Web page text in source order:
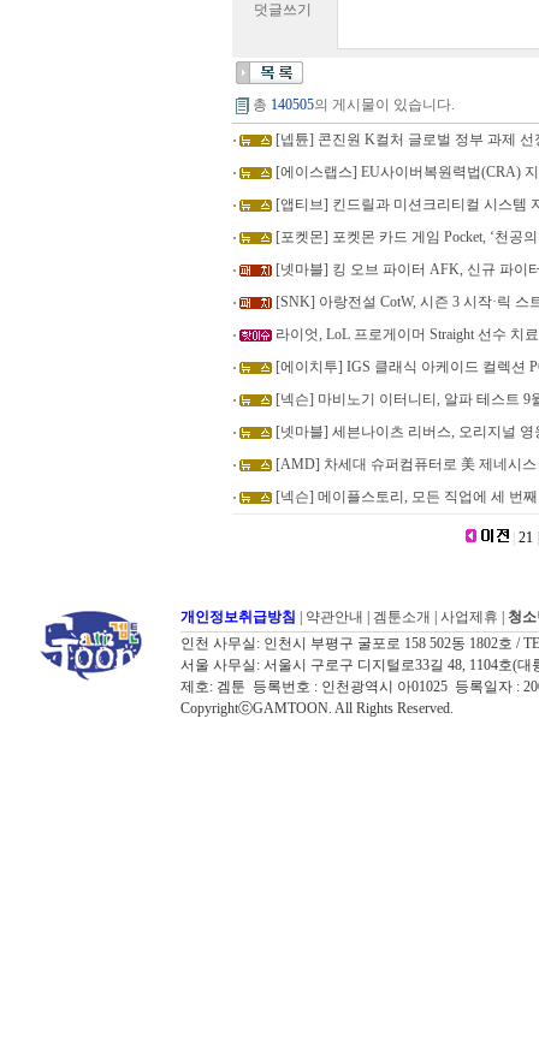
덧글쓰기
총 140505의 게시물이 있습니다.
[넵튠] 콘진원 K컬처 글로벌 정부 과제
[에이스랩스] EU사이버복원력법(CRA)
[앱티브] 킨드릴과 미션크리티컬 시스템
[포켓몬] 포켓몬 카드 게임 Pocket, ‘천공
[넷마블] 킹 오브 파이터 AFK, 신규 파이
[SNK] 아랑전설 CotW, 시즌 3 시작·릭 스
라이엇, LoL 프로게이머 Straight 선수 치
[에이치투] IGS 클래식 아케이드 컬렉션
[넥슨] 마비노기 이터니티, 알파 테스트
[넷마블] 세븐나이츠 리버스, 오리지널 영
[AMD] 차세대 슈퍼컴퓨터로 美 제네시
[넥슨] 메이플스토리, 모든 직업에 세 번
21
개인정보취급방침 약관안내 겜툰소개 사업제휴
청
인천 사무실: 인천시 부평구 굴포로 158 502동 1802호 /
서울 사무실: 서울시 구로구 디지털로33길 48, 1104호(대
제호: 겜툰 등록번호 : 인천광역시 아01025 등록일자 :
CopyrightⓒGAMTOON. All Rights Reserved.